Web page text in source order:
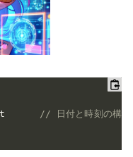
// 日付と時刻の構造